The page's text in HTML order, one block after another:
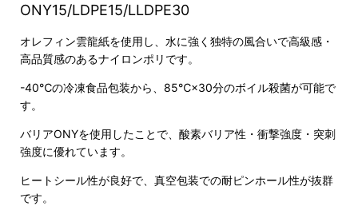
ONY15/LDPE15/LLDPE30
オレフィン雲龍紙を使用し、水に強く独特の風合いで高級感・
高品質感のあるナイロンポリです。
-40℃の冷凍食品包装から、85℃×30分のボイル殺菌が可能で
す。
バリアONYを使用したことで、酸素バリア性・衝撃強度・突刺
強度に優れています。
ヒートシール性が良好で、真空包装での耐ピンホール性が抜群
です。